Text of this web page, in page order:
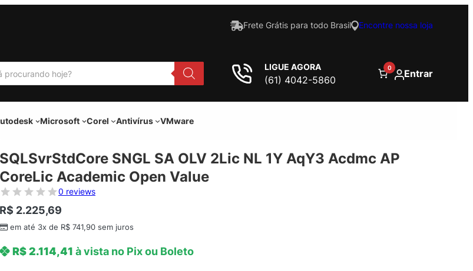
Frete Grátis para todo Brasil Encontre nossa loja
LIGUE AGORA
(61) 4042-5860
0 Entrar
Microsoft Corel Antivírus VMware
SQLSvrStdCore SNGL SA OLV 2Lic NL 1Y AqY3 Acdmc AP
CoreLic Academic Open Value
0 reviews
R$ 2.225,69
em até 3x de R$ 741,90 sem juros
R$2.114,41 à vista no Pix ou Boleto